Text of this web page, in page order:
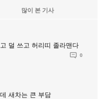
많이 본 기사
덜 쓰고 허리띠 졸라맨다
0
새차는 큰 부담